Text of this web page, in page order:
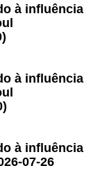
à influência
à influência
à influência
07-26